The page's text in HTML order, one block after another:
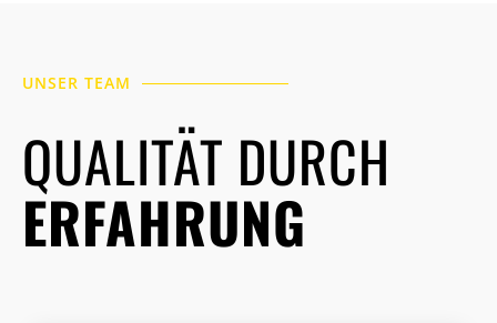
UNSER TEAM
QUALITÄT DURCH
ERFAHRUNG